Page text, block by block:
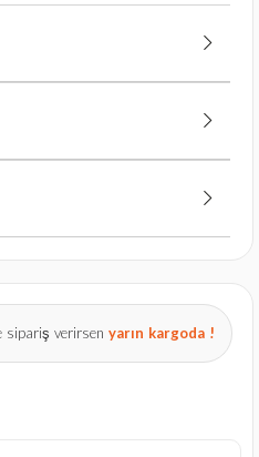
sipariş verirsen yarın kargoda !